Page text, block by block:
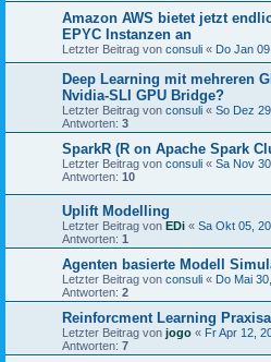
Amazon AWS bietet jetzt
EPYC Instanzen an
Letzter Beitrag von consuli « Do Jan
Deep Learning mit mehreren
Nvidia-SLI GPU Bridge?
Letzter Beitrag von consuli « So Dez
Antworten: 3
SparkR (R on Apache Spark
Letzter Beitrag von consuli « Sa Nov
Antworten: 10
Uplift Modelling
Letzter Beitrag von EDi « Sa Okt 05,
Antworten: 1
Agenten basierte Modell
Letzter Beitrag von consuli « Do Mai
Antworten: 2
Reinforcment Learning
Letzter Beitrag von jogo « Fr Apr 12,
Antworten: 7